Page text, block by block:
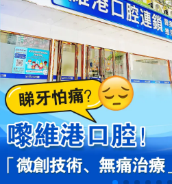
醫生介紹 doctor introduction
醫療新聞 medical news
種植牙 dental implant
箍牙 orthodontics
收費標準 change standard
預約牙醫 contact us
WhatsApp預約